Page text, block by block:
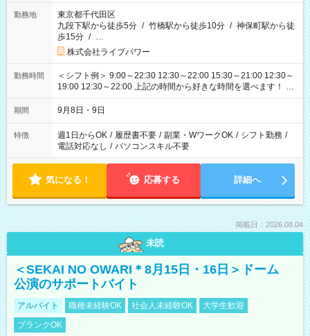
勤務地
東京都千代田区
九段下駅から徒歩5分 / 竹橋駅から徒歩10分 / 神保町駅から徒
歩15分 / …
株式会社ライブパワー
勤務時間
＜シフト例＞ 9:00～22:30 12:30～22:00 15:30～21:00 12:30～
19:00 12:30～22:00 上記の時間から好きな時間を選べます！ ※
時間は変更となる可能性があります
期間 9月8日・9日
特徴 週1日からOK / 履歴書不要 / 副業・WワークOK / シフト勤務 /
電話対応なし / パソコンスキル不要
気になる！ 応募する 詳細へ
掲載日：2026.08.04
未読
＜SEKAI NO OWARI＊8月15日・16日＞ドーム
公演のサポートバイト
アルバイト 職種未経験OK 社会人未経験OK
大学生歓迎
ブランクOK